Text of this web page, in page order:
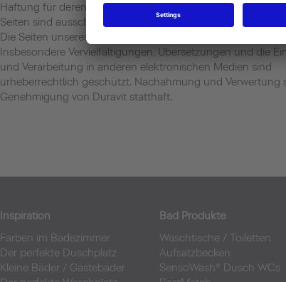
Haftung für deren Inhalte und Aufbereitung. Für den Inhalt
Seiten sind ausschließlich deren Betreiber verantwortlich.
Die Seiten unseres Auftritts genießen den Schutz des
Insbesondere Vervielfältigungen, Übersetzungen und die
und Verarbeitung in anderen elektronischen Medien sind
urheberrechtlich geschützt. Nachahmung und Verwertung
Genehmigung von Duravit statthaft.
Inspiration
Farben im Badezimmer
Der perfekte Duschplatz
Kleine Bäder / Gästebäder
Bad Produkte
Waschtische / Toiletten
Aufsatzbecken
SensoWash® Dusch WCs